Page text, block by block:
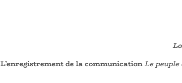
L’enregistrement de la communicationLe peuple